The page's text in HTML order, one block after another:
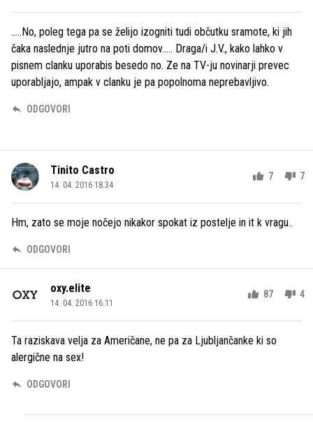
.....No, poleg tega pa se želijo izogniti tudi občutku sramote, ki jih
čaka naslednje jutro na poti domov..... Draga/i J.V., kako lahko v
pisnem clanku uporabis besedo no. Ze na TV-ju novinarji prevec
uporabljajo, ampak v clanku je pa popolnoma neprebavljivo.
ODGOVORI
Tinito Castro
14. 04. 2016 18.34
7 7
Hm, zato se moje nočejo nikakor spokat iz postelje in it k vragu..
ODGOVORI
oxy.elite
14. 04. 2016 16.11
87 4
Ta raziskava velja za Američane, ne pa za Ljubljančanke ki so
alergične na sex!
ODGOVORI